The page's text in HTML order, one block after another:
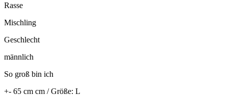
Rasse
Mischling
Geschlecht
männlich
So groß bin ich
+- 65 cm cm / Größe: L